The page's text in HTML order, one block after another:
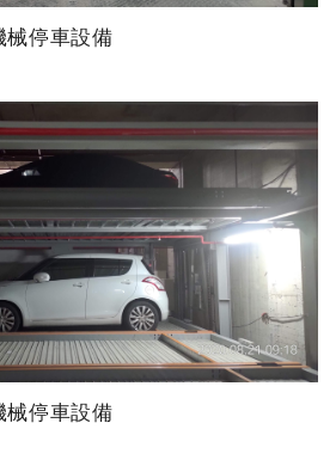
械停車設備
械停車設備